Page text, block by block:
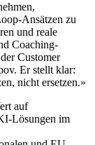
Ansätzen zu
und reale
Coaching-
Customer
Er stellt klar:
nicht ersetzen.»
auf
Lösungen im